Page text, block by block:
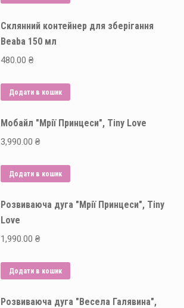
Склянний контейнер для зберігання
Beaba 150 мл
480.00 ₴
Додати в кошик
Мобайл "Мрії Принцеси", Tiny Love
3,990.00 ₴
Додати в кошик
Розвиваюча дуга "Мрії Принцеси", Tiny
Love
1,990.00 ₴
Додати в кошик
Розвиваюча дуга "Весела Галявина",